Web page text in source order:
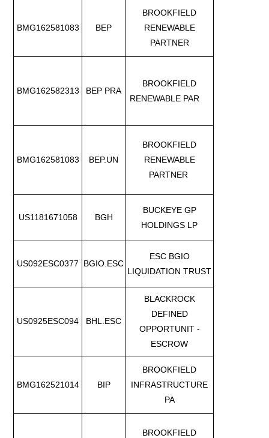
BMG162581083 BEP
BROOKFIELD
RENEWABLE
PARTNER
BMG162582313 BEP PRA
BROOKFIELD
RENEWABLE PAR
BMG162581083 BEP.UN
BROOKFIELD
RENEWABLE
PARTNER
US1181671058 BGH
BUCKEYE GP
HOLDINGS LP
US092ESC0377 BGIO.ESC
ESC BGIO
LIQUIDATION TRUST
US0925ESC094 BHL.ESC
BLACKROCK
DEFINED
OPPORTUNIT -
ESCROW
BMG162521014 BIP
BROOKFIELD
INFRASTRUCTURE
PA
BROOKFIELD